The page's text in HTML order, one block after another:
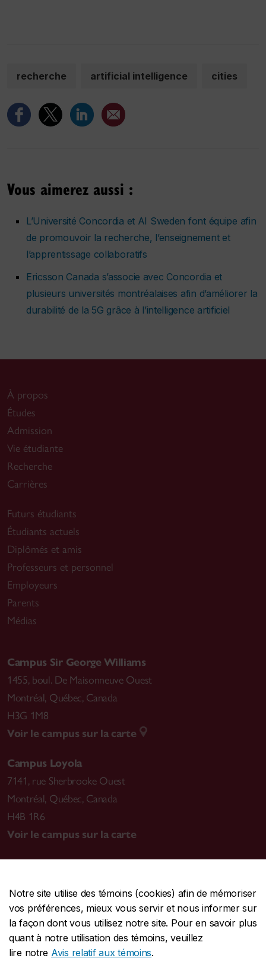
Notre site utilise des témoins (cookies) afin de mémoriser
vos préférences, mieux vous servir et nous informer sur
la façon dont vous utilisez notre site. Pour en savoir plus
quant à notre utilisation des témoins, veuillez
lire notre Avis relatif aux témoins.
recherche artificial intelligence cities
Vous aimerez aussi :
L’Université Concordia et AI Sweden font équipe afin
de promouvoir la recherche, l’enseignement et
l’apprentissage collaboratifs
Ericsson Canada s’associe avec Concordia et
plusieurs universités montréalaises afin d’améliorer la
durabilité de la 5G grâce à l’intelligence artificiel
À propos
Études
Admission
Vie étudiante
Recherche
Carrières
Futurs étudiants
Étudiants actuels
Diplômés et amis
Professeurs et personnel
Employeurs
Parents
Médias
Campus Sir George Williams
1455, boul. De Maisonneuve Ouest
Montréal, Québec, Canada
H3G 1M8
Voir le campus sur la carte
Campus Loyola
7141, rue Sherbrooke Ouest
Montréal, Québec, Canada
H4B 1R6
Voir le campus sur la carte
CENTRALE514-848-2424
URGENCE514-848-3717
Protection et prévention | Accessibilité | Confidentialité
Conditions d'utilisation | Gérer les témoins